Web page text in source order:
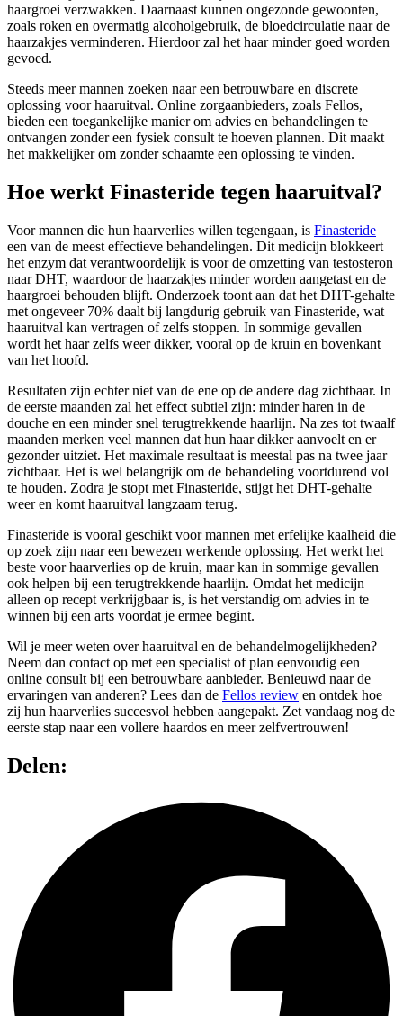
haargroei verzwakken. Daarnaast kunnen ongezonde gewoonten,
zoals roken en overmatig alcoholgebruik, de bloedcirculatie naar de
haarzakjes verminderen. Hierdoor zal het haar minder goed worden
gevoed.
Steeds meer mannen zoeken naar een betrouwbare en discrete
oplossing voor haaruitval. Online zorgaanbieders, zoals Fellos,
bieden een toegankelijke manier om advies en behandelingen te
ontvangen zonder een fysiek consult te hoeven plannen. Dit maakt
het makkelijker om zonder schaamte een oplossing te vinden.
Hoe werkt Finasteride tegen haaruitval?
Voor mannen die hun haarverlies willen tegengaan, is Finasteride
een van de meest effectieve behandelingen. Dit medicijn blokkeert
het enzym dat verantwoordelijk is voor de omzetting van testosteron
naar DHT, waardoor de haarzakjes minder worden aangetast en de
haargroei behouden blijft. Onderzoek toont aan dat het DHT-gehalte
met ongeveer 70% daalt bij langdurig gebruik van Finasteride, wat
haaruitval kan vertragen of zelfs stoppen. In sommige gevallen
wordt het haar zelfs weer dikker, vooral op de kruin en bovenkant
van het hoofd.
Resultaten zijn echter niet van de ene op de andere dag zichtbaar. In
de eerste maanden zal het effect subtiel zijn: minder haren in de
douche en een minder snel terugtrekkende haarlijn. Na zes tot twaalf
maanden merken veel mannen dat hun haar dikker aanvoelt en er
gezonder uitziet. Het maximale resultaat is meestal pas na twee jaar
zichtbaar. Het is wel belangrijk om de behandeling voortdurend vol
te houden. Zodra je stopt met Finasteride, stijgt het DHT-gehalte
weer en komt haaruitval langzaam terug.
Finasteride is vooral geschikt voor mannen met erfelijke kaalheid die
op zoek zijn naar een bewezen werkende oplossing. Het werkt het
beste voor haarverlies op de kruin, maar kan in sommige gevallen
ook helpen bij een terugtrekkende haarlijn. Omdat het medicijn
alleen op recept verkrijgbaar is, is het verstandig om advies in te
winnen bij een arts voordat je ermee begint.
Wil je meer weten over haaruitval en de behandelmogelijkheden?
Neem dan contact op met een specialist of plan eenvoudig een
online consult bij een betrouwbare aanbieder. Benieuwd naar de
ervaringen van anderen? Lees dan de Fellos review en ontdek hoe
zij hun haarverlies succesvol hebben aangepakt. Zet vandaag nog de
eerste stap naar een vollere haardos en meer zelfvertrouwen!
Delen: